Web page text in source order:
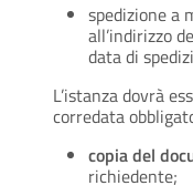
spedizione a
all’indirizzo
data di
L’istanza dovrà
corredata
copia del
richiedente;